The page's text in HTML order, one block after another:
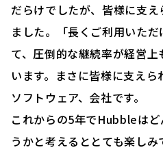
だらけでしたが、皆様に支
ました。「長くご利用いた
て、圧倒的な継続率が経営
います。まさに皆様に支え
ソフトウェア、会社です。
これからの5年でHubbleは
うかと考えるととても楽し